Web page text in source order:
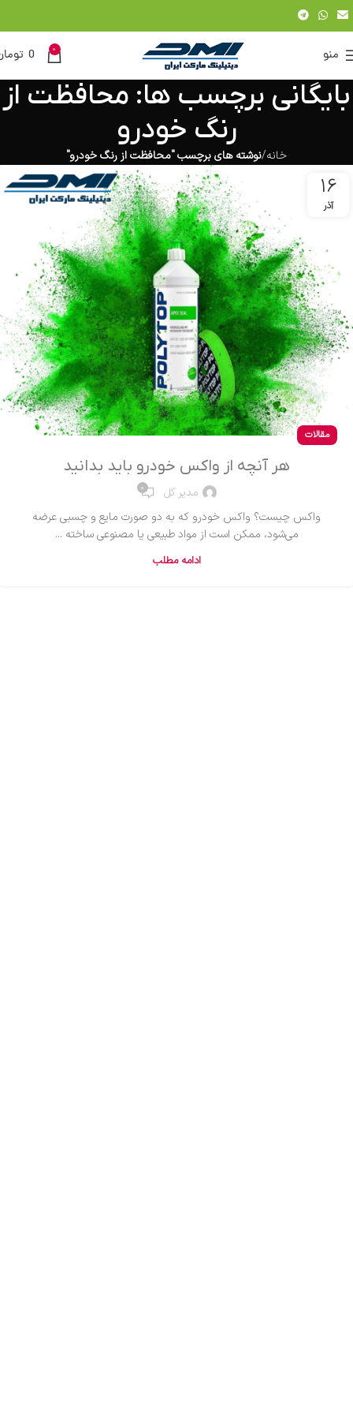
منو 0
0
بایگانی برچسب ها: محافظت از
رنگ خودرو
خانه نوشته های برچسب "محافظت از رنگ خودرو"
16
آذر
مقالات
هر آنچه از واکس خودرو باید بدانید
مدیر کل 0
واکس چیست؟ واکس خودرو که به دو صورت مایع و چسبی عرضه
می‌شود، ممکن است از مواد طبیعی یا مصنوعی ساخته ...
ادامه مطلب